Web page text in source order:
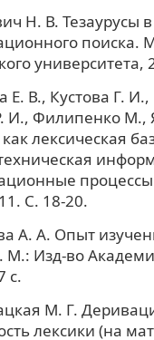
Н. В. Тезаурусы
поиска.
университета,
Е. В., Кустова Г.
И., Филипенко М.,
лексическая
процессы
С. 18-20.
А. А. Опыт
М.: Изд-во
с.
М. Г.
лексики (на